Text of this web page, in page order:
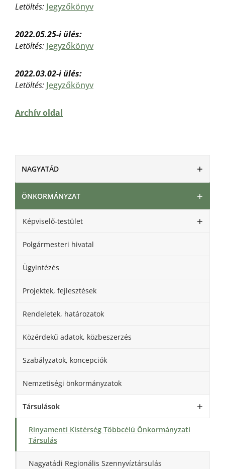
NAGYATÁD
ÖNKORMÁNYZAT
Képviselő-testület
Polgármesteri hivatal
Ügyintézés
Projektek, fejlesztések
Rendeletek, határozatok
Közérdekű adatok, közbeszerzés
Szabályzatok, koncepciók
Nemzetiségi önkormányzatok
Társulások
Rinyamenti Kistérség Többcélú Önkormányzati
Társulás
Nagyatádi Regionális Szennyvíztársulás
Letöltés: Jegyzőkönyv
2022.05.25-i ülés:
Letöltés: Jegyzőkönyv
2022.03.02-i ülés:
Letöltés: Jegyzőkönyv
Archív oldal